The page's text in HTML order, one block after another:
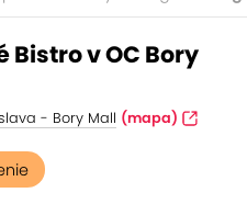
Bistro v OC Bory
- Bory Mall (mapa)